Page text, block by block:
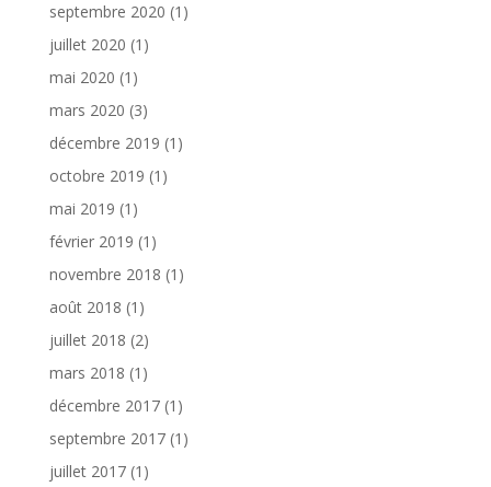
septembre 2020 (1)
juillet 2020 (1)
mai 2020 (1)
mars 2020 (3)
décembre 2019 (1)
octobre 2019 (1)
mai 2019 (1)
février 2019 (1)
novembre 2018 (1)
août 2018 (1)
juillet 2018 (2)
mars 2018 (1)
décembre 2017(1)
septembre 2017(1)
juillet 2017(1)